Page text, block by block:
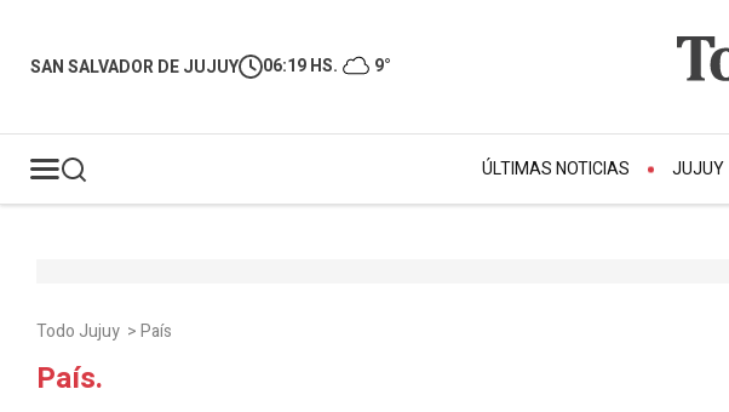
SAN SALVADOR DE JUJUY 06:19 HS. 9°
ÚLTIMAS NOTICIAS JUJUY
Todo Jujuy >País
País.